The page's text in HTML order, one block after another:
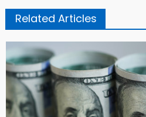
Related Articles